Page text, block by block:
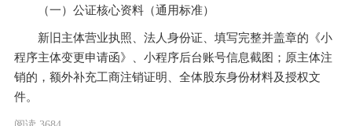
（一）公证核心资料（通用标准）
新旧主体营业执照、法人身份证、填写完整并盖章的《小
程序主体变更申请函》、小程序后台账号信息截图；原主体注
销的，额外补充工商注销证明、全体股东身份材料及授权文
件。